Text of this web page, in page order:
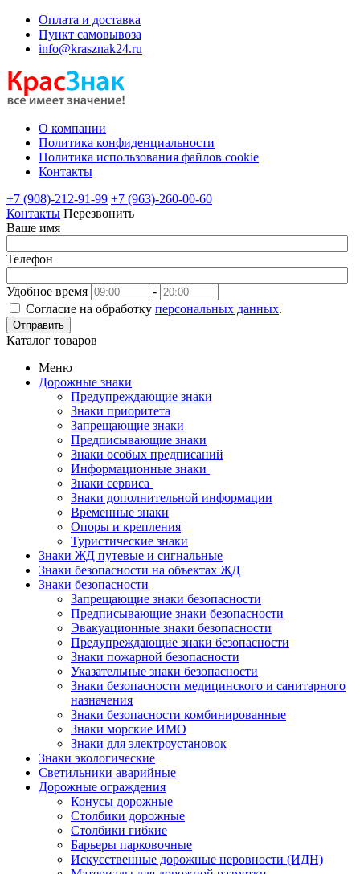
Оплата и доставка
Пункт самовывоза
info@krasznak24.ru
О компании
Политика конфиденциальности
Политика использования файлов cookie
Контакты
+7 (908)-212-91-99 +7 (963)-260-00-60
Контакты Перезвонить
Ваше имя
Телефон
Удобное время
-
Согласие на обработку персональных данных.
Отправить
Каталог товаров
Меню
Дорожные знаки
Предупреждающие знаки
Знаки приоритета
Запрещающие знаки
Предписывающие знаки
Знаки особых предписаний
Информационные знаки
Знаки сервиса
Знаки дополнительной информации
Временные знаки
Опоры и крепления
Туристические знаки
Знаки ЖД путевые и сигнальные
Знаки безопасности на объектах ЖД
Знаки безопасности
Запрещающие знаки безопасности
Предписывающие знаки безопасности
Эвакуационные знаки безопасности
Предупреждающие знаки безопасности
Знаки пожарной безопасности
Указательные знаки безопасности
Знаки безопасности медицинского и санитарного
назначения
Знаки безопасности комбинированные
Знаки морские ИМО
Знаки для электроустановок
Знаки экологические
Светильники аварийные
Дорожные ограждения
Конусы дорожные
Столбики дорожные
Столбики гибкие
Барьеры парковочные
Искусственные дорожные неровности (ИДН)